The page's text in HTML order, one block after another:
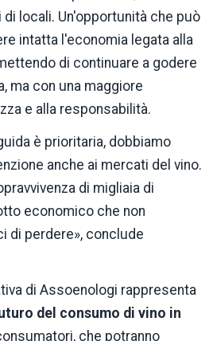
locali. Un'opportunità che può
intatta l'economia legata alla
di continuare a godere
ma con una maggiore
e alla responsabilità.
è prioritaria, dobbiamo
anche ai mercati del vino.
di migliaia di
economico che non
di perdere», conclude
di Assoenologi rappresenta
del consumo di vino in
che potranno